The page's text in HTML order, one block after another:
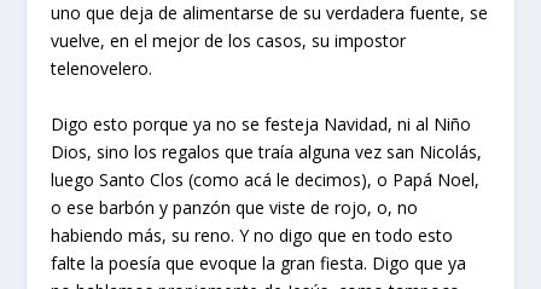
uno que deja de alimentarse de su verdadera fuente, se
vuelve, en el mejor de los casos, su impostor
telenovelero.
Digo esto porque ya no se festeja Navidad, ni al Niño
Dios, sino los regalos que traía alguna vez san Nicolás,
luego Santo Clos (como acá le decimos), o Papá Noel,
o ese barbón y panzón que viste de rojo, o, no
habiendo más, su reno. Y no digo que en todo esto
falte la poesía que evoque la gran fiesta. Digo que ya